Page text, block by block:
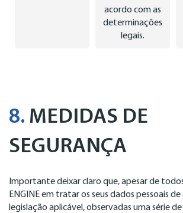
acordo com as
determinações
legais.
8. MEDIDAS DE
SEGURANÇA
Importante deixar claro que, apesar de
ENGINE em tratar os seus dados pessoais
legislação aplicável, observadas uma série